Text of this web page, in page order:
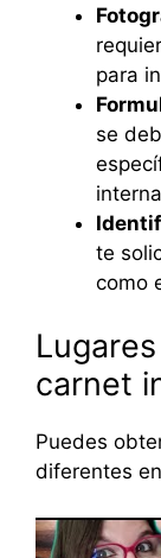
para
se
te
como
carnet
Puedes
diferentes